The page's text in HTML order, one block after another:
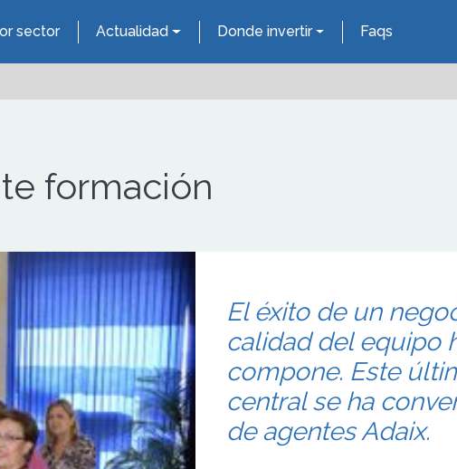
sector Actualidad Donde invertir Faqs
formación
El éxito de un
calidad del equipo
compone. Este
central se ha
de agentes Adaix.